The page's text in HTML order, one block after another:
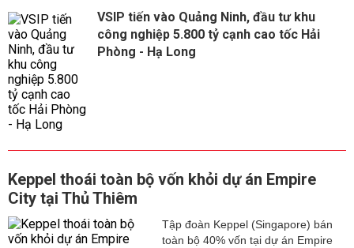
VSIP tiến vào Quảng Ninh, đầu tư khu
công nghiệp 5.800 tỷ cạnh cao tốc Hải
Phòng - Hạ Long
Keppel thoái toàn bộ vốn khỏi dự án Empire
City tại Thủ Thiêm
Tập đoàn Keppel (Singapore) bán
toàn bộ 40% vốn tại dự án Empire